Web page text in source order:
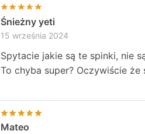
Śnieżny yeti
15 września 2024
Spytacie jakie są te spinki, nie
To chyba super? Oczywiście że
Mateo